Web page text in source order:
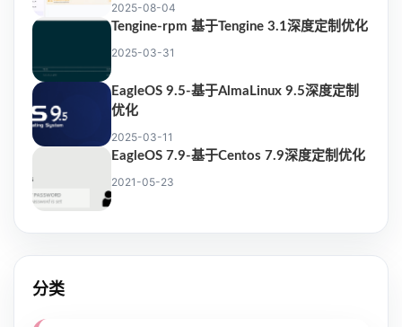
2025-08-04
Tengine-rpm 基于Tengine 3.1深度定制优化
2025-03-31
EagleOS 9.5-基于AlmaLinux 9.5深度定制
优化
2025-03-11
EagleOS 7.9-基于Centos 7.9深度定制优化
2021-05-23
分类